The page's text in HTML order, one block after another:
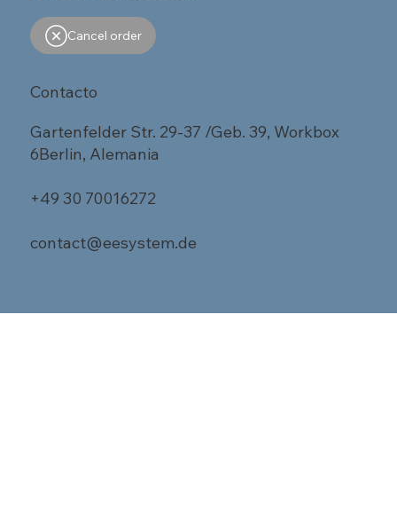
Cancel order
Contacto
Gartenfelder Str. 29-37 /Geb. 39, Workbox
6Berlin, Alemania
+49 30 70016272
contact@eesystem.de